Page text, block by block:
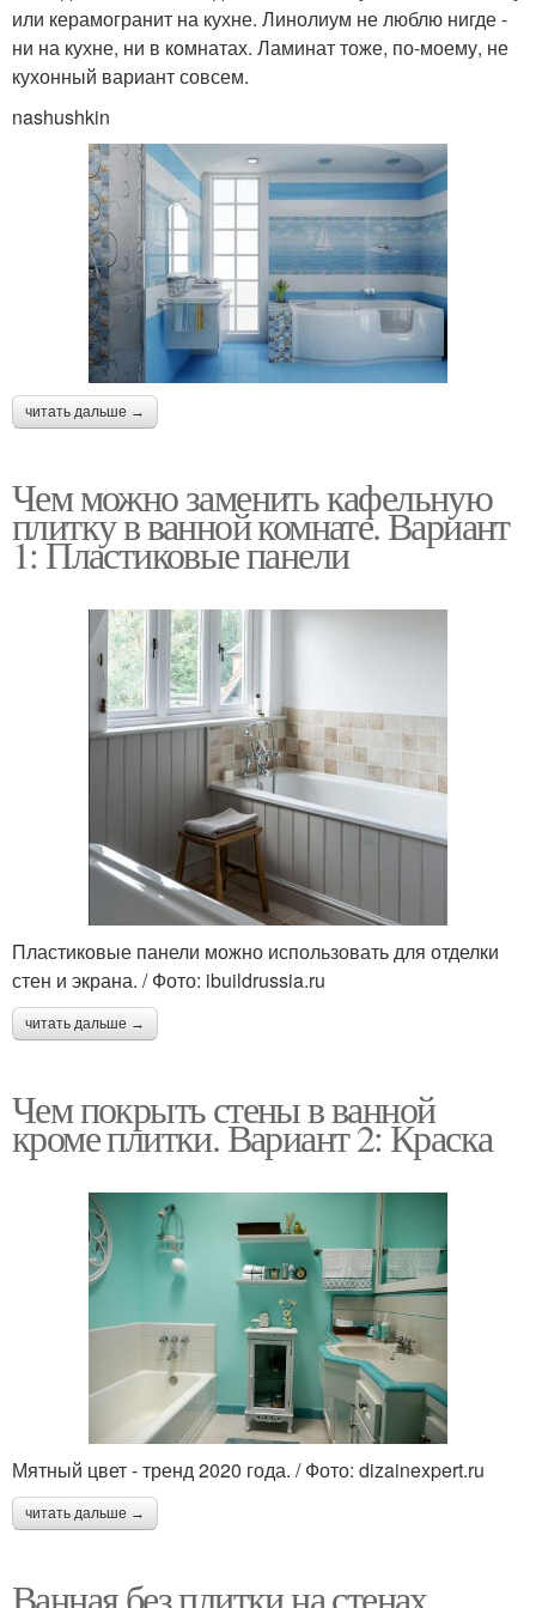
или керамогранит на кухне. Линолиум не люблю нигде -
ни на кухне, ни в комнатах. Ламинат тоже, по-моему, не
кухонный вариант совсем.
nashushkin
читать дальше →
Чем можно заменить кафельную
плитку в ванной комнате. Вариант
1: Пластиковые панели
Пластиковые панели можно использовать для отделки
стен и экрана. / Фото: ibuildrussia.ru
читать дальше →
Чем покрыть стены в ванной
кроме плитки. Вариант 2: Краска
Мятный цвет - тренд 2020 года. / Фото: dizainexpert.ru
читать дальше →